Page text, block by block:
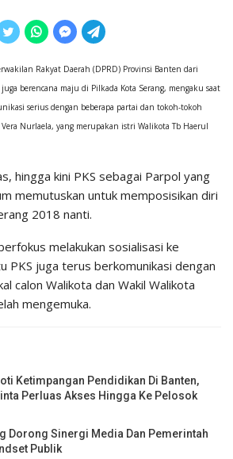
Rakyat Daerah (DPRD) Provinsi Banten dari
juga berencana maju di Pilkada Kota Serang, mengaku saat
serius dengan beberapa partai dan tokoh-tokoh
Nurlaela, yang merupakan istri Walikota Tb Haerul
hingga kini PKS sebagai Parpol yang
memutuskan untuk memposisikan diri
2018 nanti.
melakukan sosialisasi ke
PKS juga terus berkomunikasi dengan
calon Walikota dan Wakil Walikota
mengemuka.
Ketimpangan Pendidikan Di Banten,
Perluas Akses Hingga Ke Pelosok
Dorong Sinergi Media Dan Pemerintah
Publik